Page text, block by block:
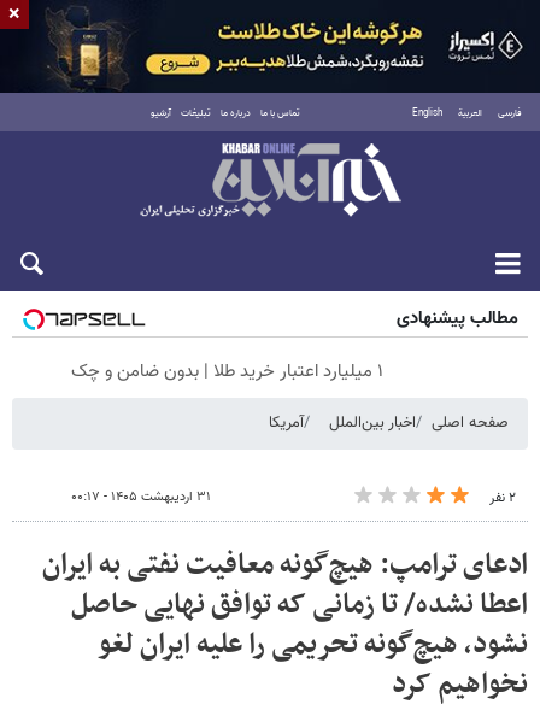
فارسی العربية English تماس با ما درباره ما تبلیغات آرشیو
جمعه ۱۶ مرداد ۱۴۰۵
مطالب پیشنهادی
۱ میلیارد اعتبار خرید طلا | بدون ضامن و چک
صفحه اصلی اخبار بین‌الملل آمریکا
۲ نفر ۳۱ اردیبهشت ۱۴۰۵ - ۰۰:۱۷
ادعای ترامپ: هیچ‌گونه معافیت نفتی به ایران
اعطا نشده/ تا زمانی که توافق نهایی حاصل
نشود، هیچ‌گونه تحریمی را علیه ایران لغو
نخواهیم کرد
×